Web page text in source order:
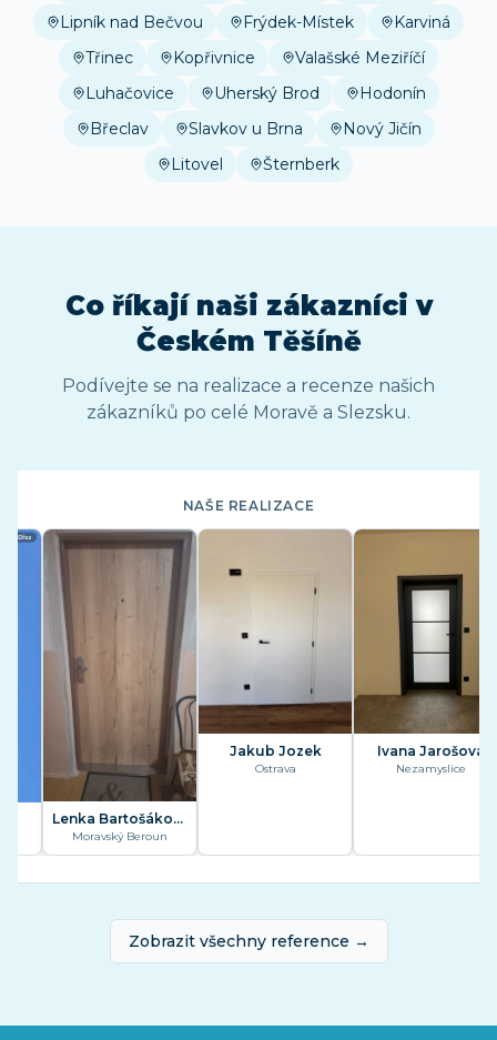
Lipník nad Bečvou Frýdek-Místek
Karviná
Třinec
Kopřivnice
Valašské Meziříčí
Luhačovice
Uherský Brod
Hodonín
Břeclav
Slavkov u Brna
Nový Jičín
Litovel
Šternberk
Co říkají naši zákazníciv
Českém Těšíně
Podívejte se na realizace a recenze našich
zákazníků po celé Moravě a Slezsku.
NAŠE REALIZACE
Lenka Bartošáková
Moravský Beroun
Jakub Jozek
Ostrava
Ivana Jarošová
Nezamyslice
Zobrazit všechny reference →